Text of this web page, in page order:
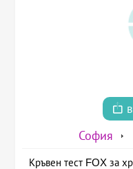
София
Кръвен тест FOX за